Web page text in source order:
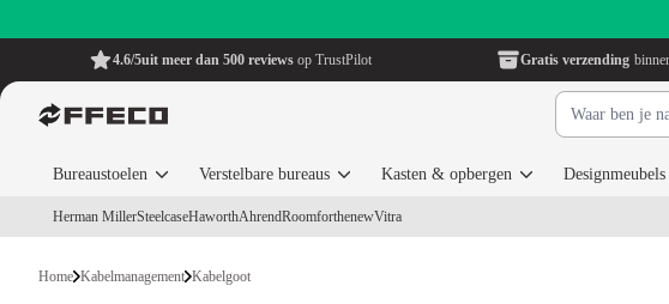
4.6/5uit meer dan 500 reviews op TrustPilot Gratis verzending
Bureaustoelen Verstelbare bureaus Kasten & opbergen Designmeubels
Herman MillerSteelcaseHaworthAhrendRoomforthenewVitra
Home Kabelmanagement Kabelgoot